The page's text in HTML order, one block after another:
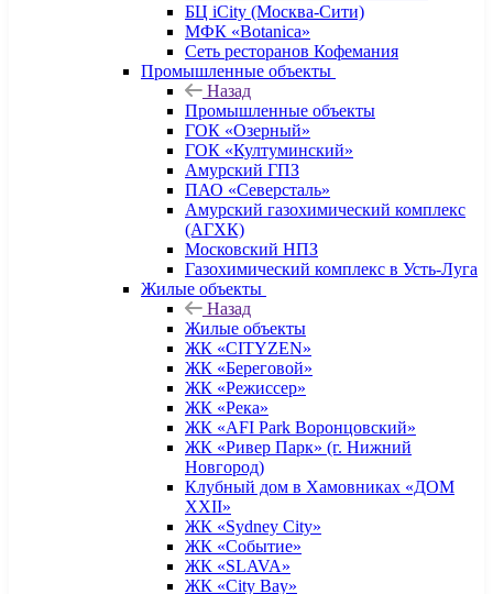
БЦ iCity (Москва-Сити)
МФК «Botanica»
Сеть ресторанов Кофемания
Промышленные объекты
Назад
Промышленные объекты
ГОК «Озерный»
ГОК «Култуминский»
Амурский ГПЗ
ПАО «Северсталь»
Амурский газохимический комплекс
(АГХК)
Московский НПЗ
Газохимический комплекс в Усть-Луга
Жилые объекты
Назад
Жилые объекты
ЖК «CITYZEN»
ЖК «Береговой»
ЖК «Режиссер»
ЖК «Река»
ЖК «AFI Park Воронцовский»
ЖК «Ривер Парк» (г. Нижний
Новгород)
Клубный дом в Хамовниках «ДОМ
XXII»
ЖК «Sydney City»
ЖК «Событие»
ЖК «SLAVA»
ЖК «City Bay»